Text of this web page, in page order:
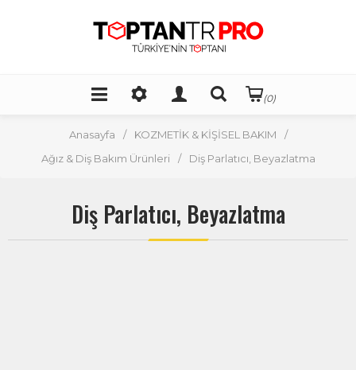
(0)
Anasayfa / KOZMETİK & KİŞİSEL BAKIM
/
Ağız & Diş Bakım Ürünleri
/ Diş Parlatıcı, Beyazlatma
Diş Parlatıcı, Beyazlatma